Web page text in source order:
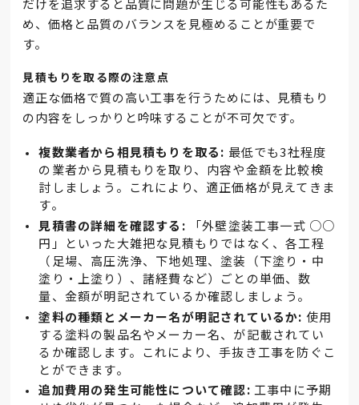
だけを追求すると品質に問題が生じる可能性もあるた
め、価格と品質のバランスを見極めることが重要で
す。
見積もりを取る際の注意点
適正な価格で質の高い工事を行うためには、見積もり
の内容をしっかりと吟味することが不可欠です。
複数業者から相見積もりを取る: 最低でも3社程度
の業者から見積もりを取り、内容や金額を比較検
討しましょう。これにより、適正価格が見えてきま
す。
見積書の詳細を確認する: 「外壁塗装工事一式 ○○
円」といった大雑把な見積もりではなく、各工程
（足場、高圧洗浄、下地処理、塗装（下塗り・中
塗り・上塗り）、諸経費など）ごとの単価、数
量、金額が明記されているか確認しましょう。
塗料の種類とメーカー名が明記されているか: 使用
する塗料の製品名やメーカー名、が記載されてい
るか確認します。これにより、手抜き工事を防ぐこ
とができます。
追加費用の発生可能性について確認: 工事中に予期